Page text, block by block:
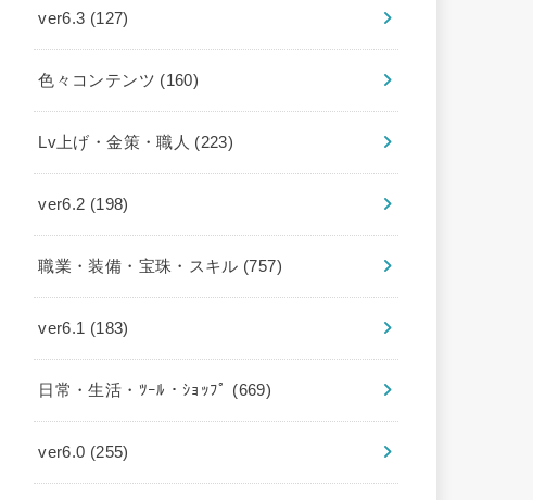
ver6.3 (127)
色々コンテンツ (160)
Lv上げ・金策・職人 (223)
ver6.2 (198)
職業・装備・宝珠・スキル (757)
ver6.1 (183)
日常・生活・ﾂｰﾙ・ｼｮｯﾌﾟ (669)
ver6.0 (255)